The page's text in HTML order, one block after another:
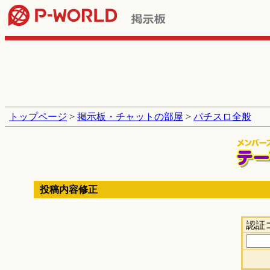
トップページ > 掲示板・チャットの部屋 > パチスロ全般
投稿内容修正
認証